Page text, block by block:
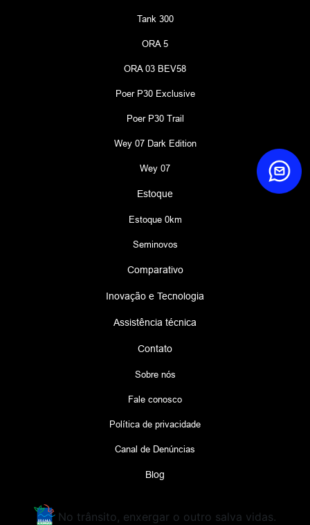
Tank 300
ORA 5
ORA 03 BEV58
Poer P30 Exclusive
Poer P30 Trail
Wey 07 Dark Edition
Wey 07
Estoque
Estoque 0km
Seminovos
Comparativo
Inovação e Tecnologia
Assistência técnica
Contato
Sobre nós
Fale conosco
Política de privacidade
Canal de Denúncias
Blog
No trânsito, enxergar o outro salva vidas.